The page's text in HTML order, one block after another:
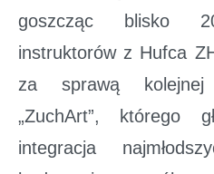
goszcząc blisko
instruktorów z Hufca
za sprawą kolejnej
„ZuchArt”, którego
integracja